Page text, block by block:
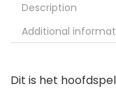
Description
Additional
Dit is het